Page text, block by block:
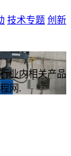
技术专题 创新
业内相关产品
网.